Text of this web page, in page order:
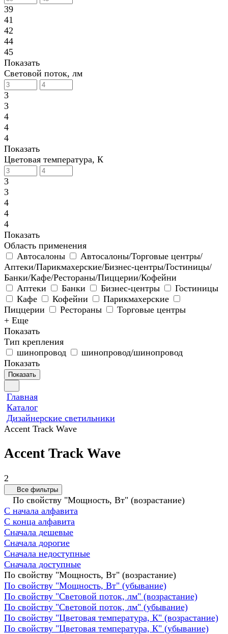
39
41
42
44
45
Показать
Световой поток, лм
3
3
4
4
4
Показать
Цветовая температура, К
3
3
4
4
4
Показать
Область применения
Автосалоны
Автосалоны/Торговые центры/
Аптеки/Парикмахерские/Бизнес-центры/Гостиницы/
Банки/Кафе/Рестораны/Пиццерии/Кофейни
Аптеки
Банки Бизнес-центры
Гостиницы
Кафе
Кофейни
Парикмахерские
Пиццерии
Рестораны
Торговые центры
+ Еще
Показать
Тип крепления
шинопровод
шинопровод/шинопровод
Показать
Показать
Главная
Каталог
Дизайнерские светильники
Accent Track Wave
Accent Track Wave
2
Все фильтры
По свойству "Мощность, Вт" (возрастание)
С начала алфавита
С конца алфавита
Сначала дешевые
Сначала дорогие
Сначала недоступные
Сначала доступные
По свойству "Мощность, Вт" (возрастание)
По свойству "Мощность, Вт" (убывание)
По свойству "Световой поток, лм" (возрастание)
По свойству "Световой поток, лм" (убывание)
По свойству "Цветовая температура, К" (возрастание)
По свойству "Цветовая температура, К" (убывание)